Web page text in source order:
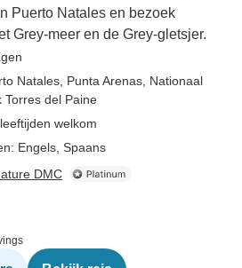
Puerto Natales en bezoek
Grey-meer en de Grey-gletsjer.
Natales , Punta Arenas , Nationaal
Torres del Paine
welkom
Engels, Spaans
DMC